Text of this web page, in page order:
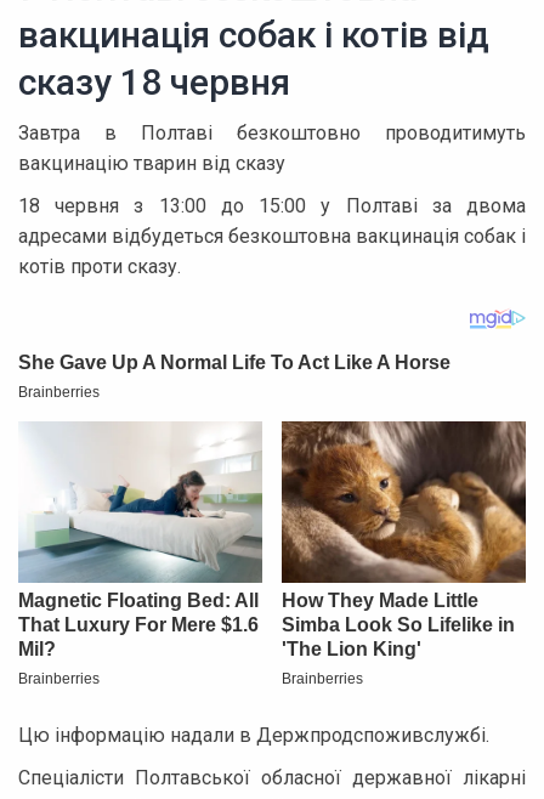
вакцинація собак і котів від
сказу 18 червня
Завтра в Полтаві безкоштовно проводитимуть
вакцинацію тварин від сказу
18 червня з 13:00 до 15:00 у Полтаві за двома
адресами відбудеться безкоштовна вакцинація собак і
котів проти сказу.
Цю інформацію надали в Держпродспоживслужбі.
Спеціалісти Полтавської обласної державної лікарні